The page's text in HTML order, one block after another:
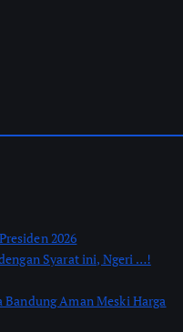
2026
Syarat ini, Ngeri …!
Bandung Aman Meski Harga